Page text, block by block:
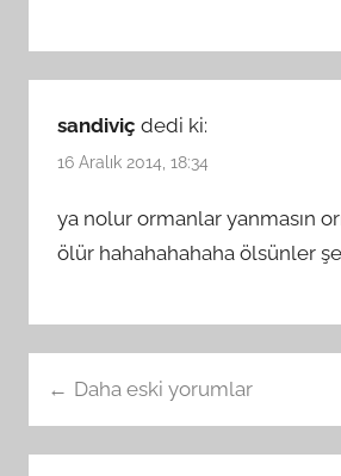
sandiviç dedi ki:
16 Aralık 2014, 18:34
ya nolur ormanlar yanmasın
ölür hahahahahaha ölsünler
Yorum
gezinmesi
Daha eski yorumlar